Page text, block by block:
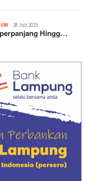
28 Juli 2025
Hingg…